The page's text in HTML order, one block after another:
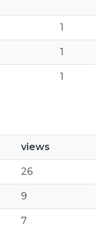
1
1
1
views
26
9
7